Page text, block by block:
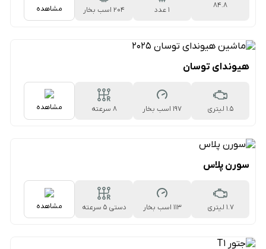
۸۴.۸
1 عدد 204 اسب بخار مشاهده
هیوندای توسان
1.5 لیتری 197 اسب بخار
۸ سرعته
مشاهده
سورن پلاس
1.7 لیتری 113 اسب بخار دستی ۵ سرعته مشاهده